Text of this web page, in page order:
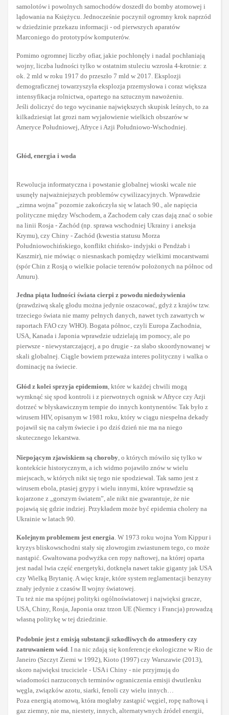
samolotów i powolnych samochodów doszedł do bomby atomowej i
lądowania na Księżycu. Jednocześnie poczynił ogromny krok naprzód
w dziedzinie przekazu informacji - od pierwszych aparatów
Marconiego do prototypów komputerów.
Pomimo ogromnej liczby ofiar, jakie pochłonęły i nadal pochłaniają
wojny, liczba ludności tylko w ostatnim stuleciu wzrosła 4-krotnie: z
ok. 2 mld w roku 1917 do przeszło 7 mld w 2017. Eksplozji
demograficznej towarzyszyła eksplozja przemysłowa i coraz większa
intensyfikacja rolnictwa, opartego na sztucznym nawożeniu.
Jeśli doliczyć do tego wycinanie największych skupisk leśnych, to za
kilkadziesiąt lat grozi nam wyjałowienie wielkich obszarów w
Ameryce Południowej, Afryce i Azji Południowo-Wschodniej.
Głód, energia i woda
Rewolucja informatyczna i powstanie globalnej wioski wcale nie
usunęły najważniejszych problemów cywilizacyjnych. Wprawdzie
„zimna wojna” pozornie zakończyła się w latach 90., ale napięcia
polityczne między Wschodem, a Zachodem cały czas dają znać o sobie
na linii Rosja - Zachód (np. sprawa wschodniej Ukrainy i aneksja
Krymu), czy Chiny - Zachód (kwestia statusu Morza
Południowochińskiego, konflikt chińsko- indyjski o Pendżab i
Kaszmir), nie mówiąc o niesnaskach pomiędzy wielkimi mocarstwami
(spór Chin z Rosją o wielkie połacie terenów położonych na północ od
Amuru).
Jedna piąta ludności świata cierpi z powodu niedożywienia
(prawdziwą skalę głodu można jedynie oszacować, gdyż z krajów tzw.
trzeciego świata nie mamy pełnych danych, nawet tych zawartych w
raportach FAO czy WHO). Bogata północ, czyli Europa Zachodnia,
USA, Kanada i Japonia wprawdzie udzielają im pomocy, ale po
pierwsze - niewystarczającej, a po drugie - za słabo skoordynowanej w
skali globalnej. Ciągle bowiem przeważa interes polityczny i walka o
dominację na świecie.
Głód z kolei sprzyja epidemiom , które w każdej chwili mogą
wymknąć się spod kontroli i z pierwotnych ognisk w Afryce czy Azji
dotrzeć w błyskawicznym tempie do innych kontynentów. Tak było z
wirusem HIV, opisanym w 1981 roku, który w ciągu niespełna dekady
pojawił się na całym świecie i po dziś dzień nie ma na niego
skutecznego lekarstwa.
Niepojącym zjawiskiem są choroby , o których mówiło się tylko w
kontekście historycznym, a ich widmo pojawiło znów w wielu
miejscach, w których nikt się tego nie spodziewał. Tak samo jest z
wirusem ebola, ptasiej grypy i wielu innymi, które wprawdzie są
kojarzone z „gorszym światem”, ale nikt nie gwarantuje, że nie
pojawią się gdzie indziej. Przykładem może być epidemia cholery na
Ukrainie w latach 90.
Kolejnym problemem jest energia . W 1973 roku wojna Yom Kippur i
kryzys bliskowschodni stały się złowrogim zwiastunem tego, co może
nastąpić. Gwałtowana podwyżka cen ropy naftowej, na której oparta
jest nadal lwia część energetyki, dotknęła nawet takie giganty jak USA
czy Wielką Brytanię. A więc kraje, które system reglamentacji benzyny
znały jedynie z czasów II wojny światowej.
Tu też nie ma spójnej polityki ogólnoświatowej i najwięksi gracze,
USA, Chiny, Rosja, Japonia oraz trzon UE (Niemcy i Francja) prowadzą
własną politykę w tej dziedzinie.
Podobnie jest z emisją substancji szkodliwych do atmosfery czy
zatruwaniem wód . I na nic zdają się konferencje ekologiczne w Rio de
Janeiro (Szczyt Ziemi w 1992), Kioto (1997) czy Warszawie (2013),
skoro najwięksi truciciele - USA i Chiny - nie przyjmują do
wiadomości narzuconych terminów ograniczenia emisji dwutlenku
węgla, związków azotu, siarki, fenoli czy wielu innych…
Poza energią atomową, która mogłaby zastąpić węgiel, ropę naftową i
gaz ziemny, nie ma, niestety, innych, alternatywnych źródeł energii,